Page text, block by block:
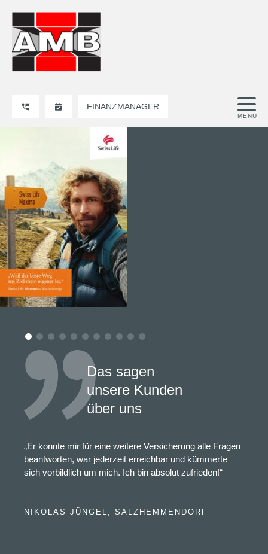
FINANZMANAGER
Das sagen
unsere Kunden
über uns
„Er konnte mir für eine weitere Versicherung alle Fragen
beantworten, war jederzeit erreichbar und kümmerte
sich vorbildlich um mich. Ich bin absolut zufrieden!“
NIKOLAS JÜNGEL, SALZHEMMENDORF